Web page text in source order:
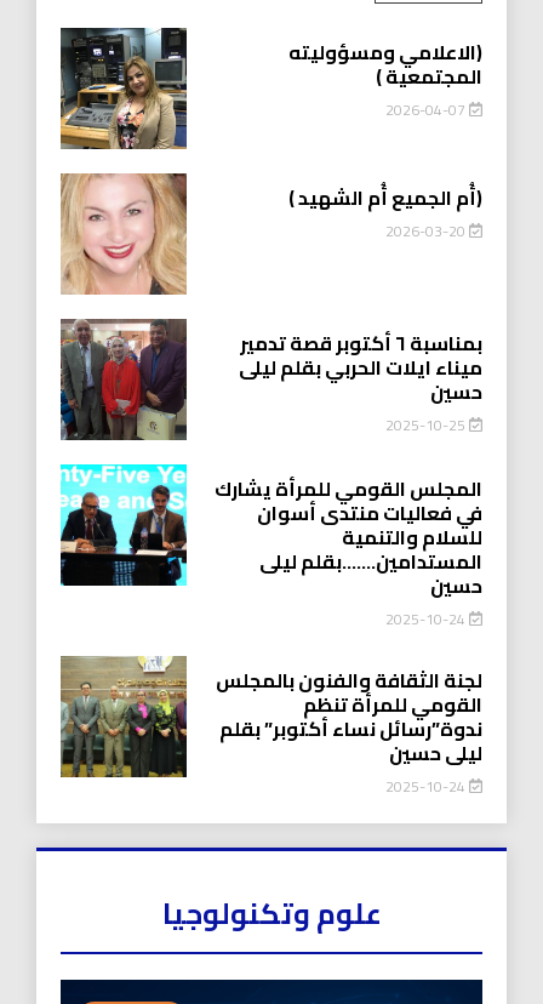
(الاعلامي ومسؤوليته
المجتمعية )
2026-04-07
(أُم الجميع أُم الشهيد )
2026-03-20
بمناسبة ٦ أكتوبر قصة تدمير
ميناء ايلات الحربي بقلم ليلى
حسين
2025-10-25
المجلس القومي للمرأة يشارك
في فعاليات منتدى أسوان
للسلام والتنمية
المستدامين…….بقلم ليلى
حسين
2025-10-24
لجنة الثقافة والفنون بالمجلس
القومي للمرأة تنظم
ندوة”رسائل نساء أكتوبر” بقلم
ليلى حسين
2025-10-24
علوم وتكنولوجيا